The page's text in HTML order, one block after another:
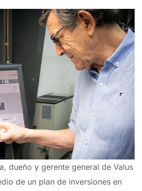
dueño y gerente general de Valus
de un plan de inversiones en